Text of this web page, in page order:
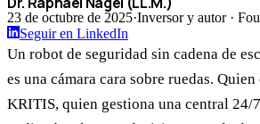
23 de octubre de 2025·Inversor y autor ·
Seguir en LinkedIn
Un robot de seguridad sin cadena de
es una cámara cara sobre ruedas.
KRITIS, quien gestiona una central 24/